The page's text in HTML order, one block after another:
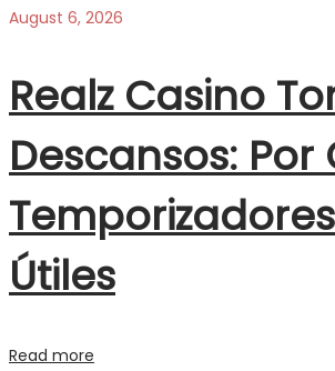
August 6, 2026
Realz Casino
Descansos: Por
Útiles
Read more